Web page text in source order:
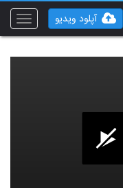
Toggle
آپلود ویدیو